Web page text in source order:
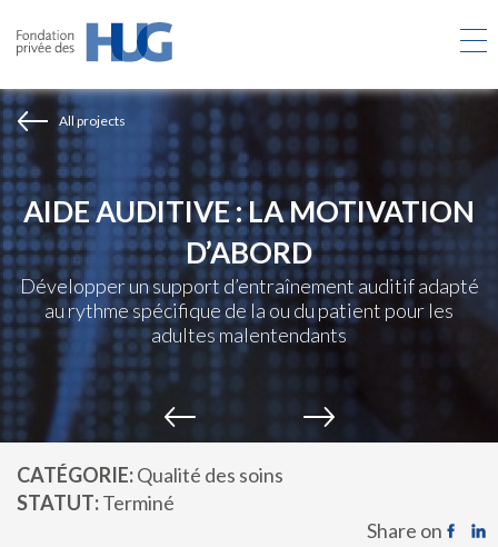
main
All projects
AIDE AUDITIVE : LA MOTIVATION
D’ABORD
Développer un support d’entraînement auditif adapté
au rythme spécifique de la ou du patient pour les
adultes malentendants
CATÉGORIE Qualité des soins
STATUT Terminé
Share on